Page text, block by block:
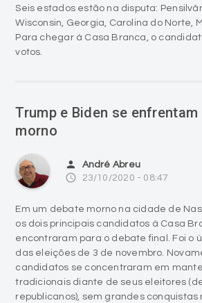
Seis estados estão na disputa:
Wisconsin, Georgia, Carolina do Norte,
Para chegar à Casa Branca, o
votos.
Trump e Biden se
morno
person André Abreu
access_time 23/10/2020 - 08:47
Em um debate morno na cidade de
os dois principais candidatos à Casa
encontraram para o debate final. Foi o
das eleições de 3 de novembro.
candidatos se concentraram em
tradicionais diante de seus eleitores
republicanos), sem grandes conquistas